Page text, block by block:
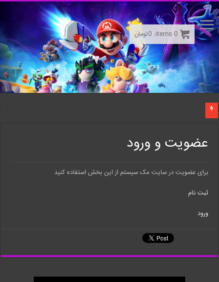
عضویت و ورود
برای عضویت در سایت مک سیستم از این بخش استفاده کنید
ثبت نام
ورود
0
items:
0تومان